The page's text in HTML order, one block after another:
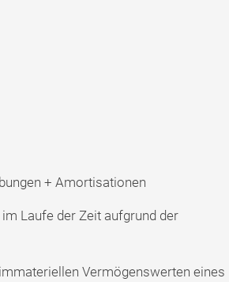
+ Amortisationen
Laufe der Zeit aufgrund der
Vermögenswerten eines